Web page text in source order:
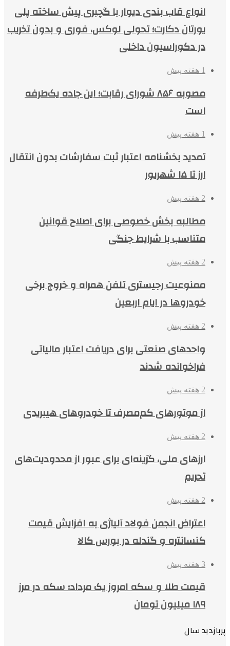
انواع قاب بندی دیوار با گچبری پیش ساخته پلی
یورتان دکارت؛ تحولی لوکس، فوری و بدون تخریب
در دکوراسیون داخلی
1 هفته پیش
مصوبه ۸۵۶ شورای رقابت؛ این جاده یک‌طرفه
است
1 هفته پیش
تمدید بخشنامه اعتبار ثبت سفارشات بدون انتقال
ارز تا ۱۵ شهریور
2 هفته پیش
مطالبه بخش خصوصی برای اصلاح قوانین
متناسب با شرایط جنگی
2 هفته پیش
ممنوعیت رجیستری تلفن همراه و خروج برخی
خودروها در ایام اربعین
2 هفته پیش
واحدهای صنعتی برای دریافت اعتبار مالیاتی
فراخوانده شدند
2 هفته پیش
از موتورهای کم‌مصرف تا خودروهای هیبریدی
2 هفته پیش
ارزهای ملی، گزینه‌ای برای عبور از محدودیت‌های
تحریم
2 هفته پیش
اعتراض انجمن فولاد آلیاژی به افزایش قیمت
کنسانتره و گندله در بورس کالا
3 هفته پیش
قیمت طلا و سکه امروز یک مرداد؛ سکه در مرز
۱۸۹ میلیون تومان
پربازدید سال